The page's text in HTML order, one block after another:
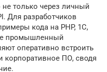
только через личный
Для разработчиков
кода на PHP, 1С,
промышленный
оперативно встроить
корпоративное ПО, сводя